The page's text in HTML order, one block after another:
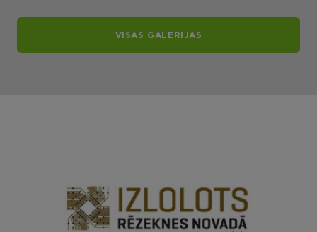
VISAS GALERIJAS